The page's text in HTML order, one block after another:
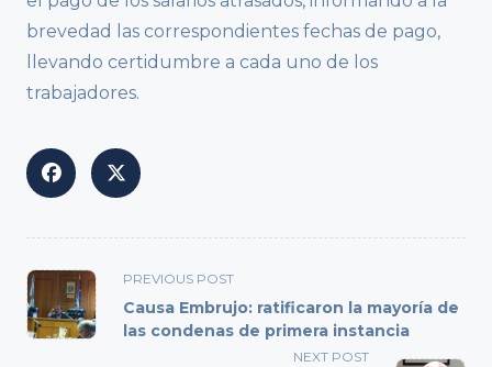
brevedad las correspondientes fechas de pago,
llevando certidumbre a cada uno de los
trabajadores.
<span
class="nav-
subtitle
PREVIOUS POST
Causa Embrujo: ratificaron la mayoría de
las condenas de primera instancia
NEXT POST